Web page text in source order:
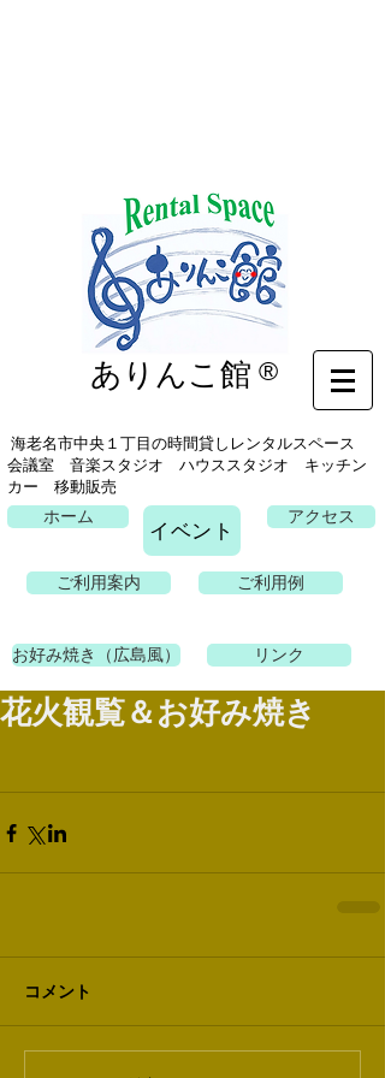
イベント
ありんこ館 ®
海老名市中央１丁目の時間貸しレンタルスペース
会議室 音楽スタジオ ハウススタジオ キッチン
カー 移動販売
ホーム
イベント
アクセス
ご利用案内 ご利用例
お好み焼き（広島風） リンク
花火観覧＆お好み焼き
コメント